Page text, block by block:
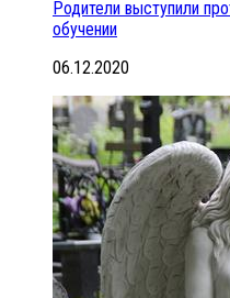
Родители выступили
обучении
06.12.2020